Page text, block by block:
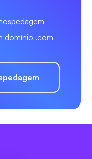
domínio .com